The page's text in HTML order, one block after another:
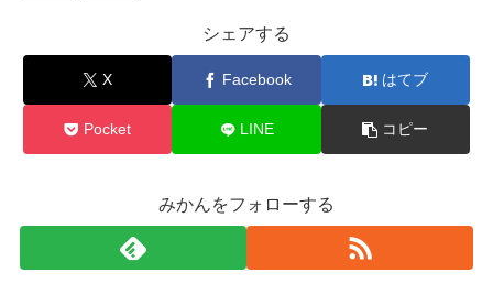
シェアする
X Facebook はてブ
Pocket LINE コピー
みかんをフォローする